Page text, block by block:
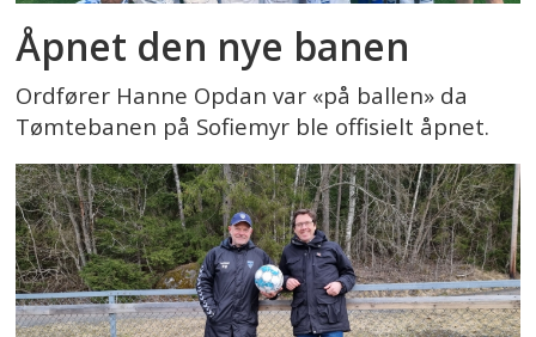
Åpnet den nye banen
Ordfører Hanne Opdan var «på ballen» da
Tømtebanen på Sofiemyr ble offisielt åpnet.